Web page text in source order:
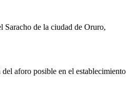
Saracho de la ciudad de Oruro,
aforo posible en el establecimiento